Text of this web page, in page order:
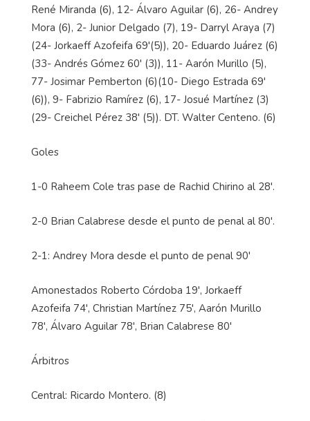
René Miranda (6), 12- Álvaro Aguilar (6), 26- Andrey
Mora (6), 2- Junior Delgado (7), 19- Darryl Araya (7)
(24- Jorkaeff Azofeifa 69'(5)), 20- Eduardo Juárez (6)
(33- Andrés Gómez 60' (3)), 11- Aarón Murillo (5),
77- Josimar Pemberton (6)(10- Diego Estrada 69'
(6)), 9- Fabrizio Ramírez (6), 17- Josué Martínez (3)
(29- Creichel Pérez 38' (5)). DT. Walter Centeno. (6)
Goles
1-0 Raheem Cole tras pase de Rachid Chirino al 28'.
2-0 Brian Calabrese desde el punto de penal al 80'.
2-1: Andrey Mora desde el punto de penal 90'
Amonestados Roberto Córdoba 19', Jorkaeff
Azofeifa 74', Christian Martínez 75', Aarón Murillo
78', Álvaro Aguilar 78', Brian Calabrese 80'
Árbitros
Central: Ricardo Montero. (8)